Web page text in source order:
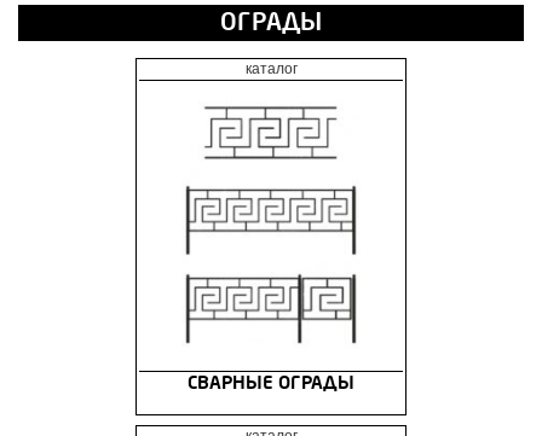
ОГРАДЫ
СВАРНЫЕ ОГРАДЫ